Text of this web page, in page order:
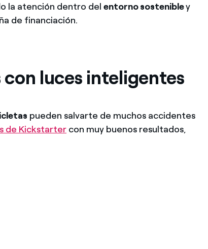
la atención dentro delentorno sostenibley
de financiación.
con luces inteligentes
pueden salvarte de muchos accidentes
de Kickstarter con muy buenos resultados,